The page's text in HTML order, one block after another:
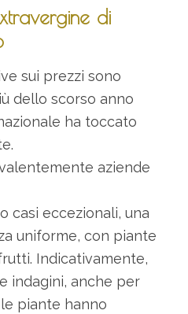
di
sui prezzi sono
dello scorso anno
ha toccato
aziende
casi eccezionali, una
uniforme, con piante
Indicativamente,
indagini, anche per
piante hanno